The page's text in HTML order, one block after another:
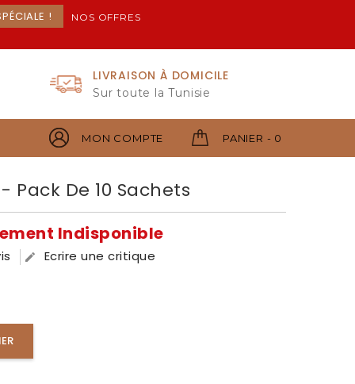
! NOS OFFRES
LIVRAISON À DOMICILE
Sur toute la Tunisie
PANIER - 0
MON COMPTE
De 10 Sachets
Indisponible
 Ecrire une critique